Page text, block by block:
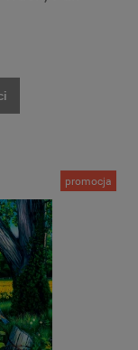
promocja